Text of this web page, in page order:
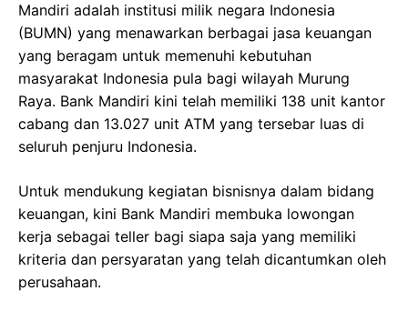
Mandiri adalah institusi milik negara Indonesia
(BUMN) yang menawarkan berbagai jasa keuangan
yang beragam untuk memenuhi kebutuhan
masyarakat Indonesia pula bagi wilayah Murung
Raya. Bank Mandiri kini telah memiliki 138 unit kantor
cabang dan 13.027 unit ATM yang tersebar luas di
seluruh penjuru Indonesia.
Untuk mendukung kegiatan bisnisnya dalam bidang
keuangan, kini Bank Mandiri membuka lowongan
kerja sebagai teller bagi siapa saja yang memiliki
kriteria dan persyaratan yang telah dicantumkan oleh
perusahaan.